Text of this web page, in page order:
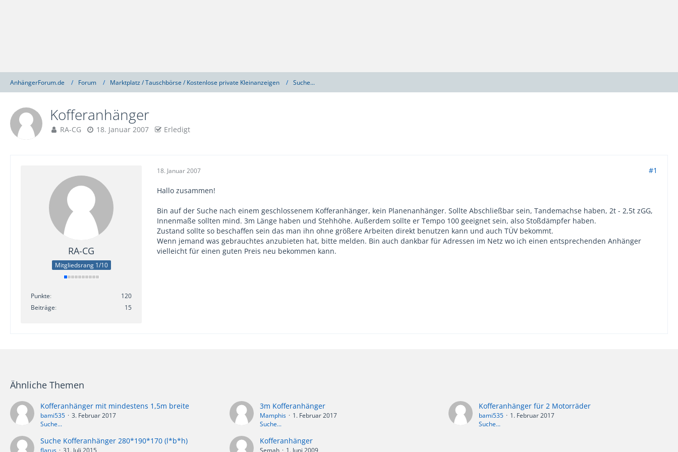
AnhängerForum.de Forum Marktplatz / Tauschbörse / Kostenlose private Kleinanzeigen Suche...
Kofferanhänger
RA-CG 18. Januar 2007 Erledigt
RA-CG
Mitgliedsrang 1/10
Punkte
120
Beiträge
15
18. Januar 2007 #1
Hallo zusammen!
Bin auf der Suche nach einem geschlossenem Kofferanhänger, kein Planenanhänger. Sollte Abschließbar sein, Tandemachse haben, 2t - 2,5t zGG,
Innenmaße sollten mind. 3m Länge haben und Stehhöhe. Außerdem sollte er Tempo 100 geeignet sein, also Stoßdämpfer haben.
Zustand sollte so beschaffen sein das man ihn ohne größere Arbeiten direkt benutzen kann und auch TÜV bekommt.
Wenn jemand was gebrauchtes anzubieten hat, bitte melden. Bin auch dankbar für Adressen im Netz wo ich einen entsprechenden Anhänger
vielleicht für einen guten Preis neu bekommen kann.
Ähnliche Themen
Kofferanhänger mit mindestens 1,5m breite
bami535
3. Februar 2017
Suche...
3m Kofferanhänger
Mamphis
1. Februar 2017
Suche...
Kofferanhänger für 2 Motorräder
bami535
1. Februar 2017
Suche...
Suche Kofferanhänger 280*190*170 (l*b*h) Kofferanhänger